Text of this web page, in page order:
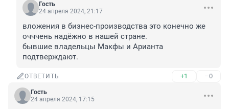
Гость
24 апреля 2024, 21:17
вложения в бизнес-производства это конечно же
очччень надёжно в нашей стране.
бывшие владельцы Макфы и Арианта
подтверждают.
ОТВЕТИТЬ +1 –0
Гость
24 апреля 2024, 17:15